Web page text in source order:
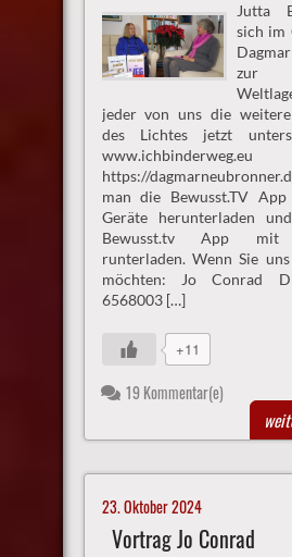
Jutta
sich im
zur
jeder von uns die
des Lichtes jetzt
www.ichbinderweg.eu
https://
man die Bewusst.TV
Geräte herunterladen
Bewusst.tv App mit
runterladen. Wenn Sie
möchten: Jo Conrad
6568003 […]
+11
19 Kommentar(e)
23. Oktober 2024
Vortrag Jo Conrad